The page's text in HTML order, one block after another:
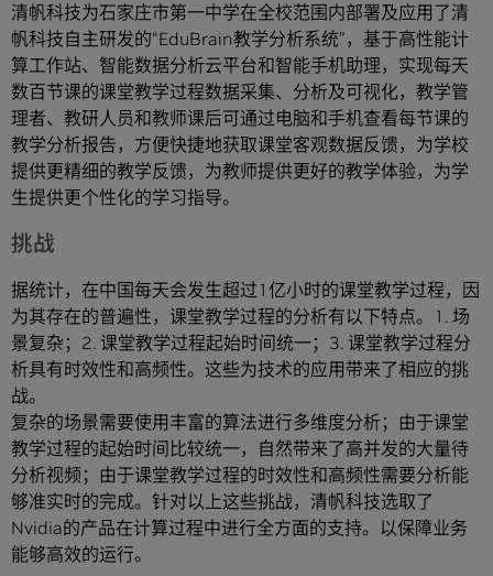
清帆科技为石家庄市第一中学在全校范围内部署及应用了清
帆科技自主研发的“EduBrain教学分析系统”，基于高性能计
算工作站、智能数据分析云平台和智能手机助理，实现每天
数百节课的课堂教学过程数据采集、分析及可视化，教学管
理者、教研人员和教师课后可通过电脑和手机查看每节课的
教学分析报告，方便快捷地获取课堂客观数据反馈，为学校
提供更精细的教学反馈，为教师提供更好的教学体验，为学
生提供更个性化的学习指导。
挑战
据统计，在中国每天会发生超过1亿小时的课堂教学过程，因
为其存在的普遍性，课堂教学过程的分析有以下特点。1. 场
景复杂；2. 课堂教学过程起始时间统一；3. 课堂教学过程分
析具有时效性和高频性。这些为技术的应用带来了相应的挑
战。
复杂的场景需要使用丰富的算法进行多维度分析；由于课堂
教学过程的起始时间比较统一，自然带来了高并发的大量待
分析视频；由于课堂教学过程的时效性和高频性需要分析能
够准实时的完成。针对以上这些挑战，清帆科技选取了
Nvidia的产品在计算过程中进行全方面的支持。以保障业务
能够高效的运行。